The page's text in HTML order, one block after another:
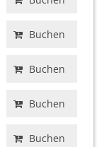
Buchen
Buchen
Buchen
Buchen